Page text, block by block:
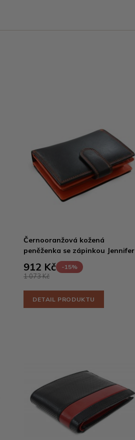
Černooranžová kožená
peněženka se zápinkou Jennifer
912 Kč -15%
1 073 Kč
DETAIL PRODUKTU